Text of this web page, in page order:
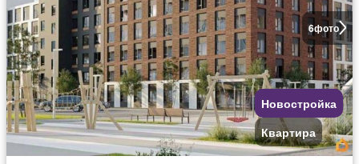
6фото
Новостройка
Квартира